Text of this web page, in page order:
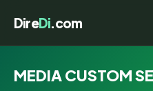
DireDi.com
MEDIA CUSTOM